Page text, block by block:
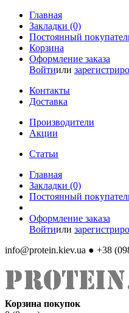
Главная
Закладки (0)
Постоянный
Корзина
Оформление заказа
Войтиили
Контакты
Доставка
Производители
Акции
Статьи
Главная
Закладки (0)
Постоянный
Оформление заказа
Войтиили
info@protein.kiev.ua ● +38
Корзина покупок